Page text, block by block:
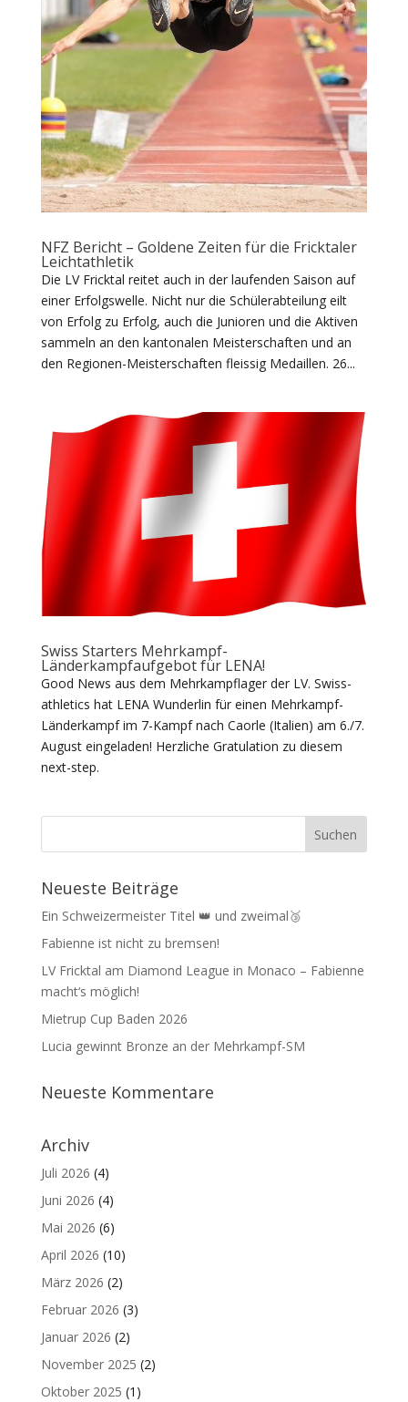
NFZ Bericht – Goldene Zeiten für die Fricktaler
Leichtathletik
Die LV Fricktal reitet auch in der laufenden Saison auf
einer Erfolgswelle. Nicht nur die Schülerabteilung eilt
von Erfolg zu Erfolg, auch die Junioren und die Aktiven
sammeln an den kantonalen Meisterschaften und an
den Regionen-Meisterschaften fleissig Medaillen. 26...
Swiss Starters Mehrkampf-
Länderkampfaufgebot für LENA!
Good News aus dem Mehrkampflager der LV. Swiss-
athletics hat LENA Wunderlin für einen Mehrkampf-
Länderkampf im 7-Kampf nach Caorle (Italien) am 6./7.
August eingeladen! Herzliche Gratulation zu diesem
next-step.
Neueste Beiträge
Ein Schweizermeister Titel 👑 und zweimal🥉
Fabienne ist nicht zu bremsen!
LV Fricktal am Diamond League in Monaco – Fabienne
macht‘s möglich!
Mietrup Cup Baden 2026
Lucia gewinnt Bronze an der Mehrkampf-SM
Neueste Kommentare
Archiv
Juli 2026 (4)
Juni 2026 (4)
Mai 2026 (6)
April 2026 (10)
März 2026 (2)
Februar 2026 (3)
Januar 2026 (2)
November 2025 (2)
Oktober 2025 (1)